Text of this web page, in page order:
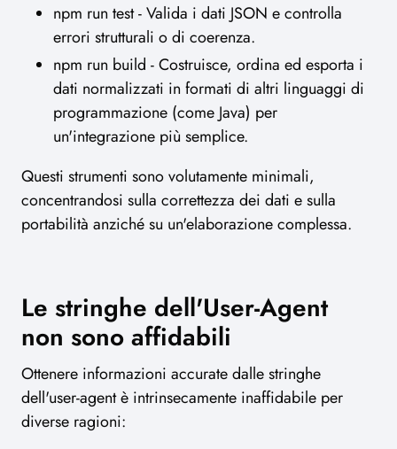
npm run test - Valida i dati JSON e controlla
errori strutturali o di coerenza.
npm run build - Costruisce, ordina ed esporta i
dati normalizzati in formati di altri linguaggi di
programmazione (come Java) per
un'integrazione più semplice.
Questi strumenti sono volutamente minimali,
concentrandosi sulla correttezza dei dati e sulla
portabilità anziché su un'elaborazione complessa.
Le stringhe dell'User-Agent
non sono affidabili
Ottenere informazioni accurate dalle stringhe
dell'user-agent è intrinsecamente inaffidabile per
diverse ragioni: